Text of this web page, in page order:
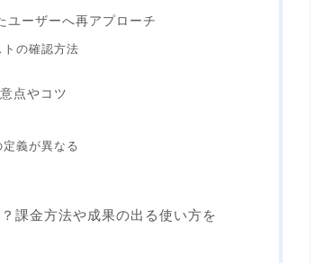
ユーザーへ再アプローチ
の確認方法
点やコツ
義が異なる
課金方法や成果の出る使い方を